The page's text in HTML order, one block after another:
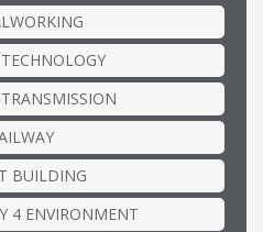
BUILDING
4 ENVIRONMENT